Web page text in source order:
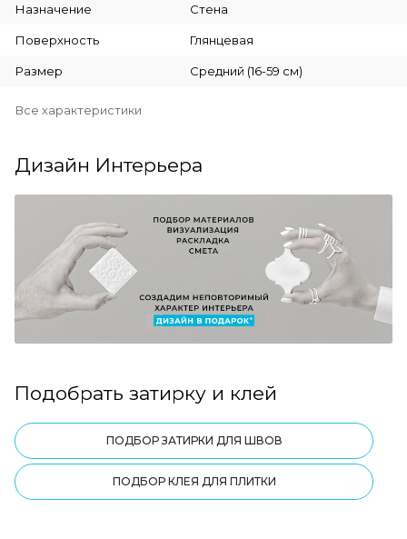
Назначение Стена
Поверхность Глянцевая
Размер Средний (16-59 см)
Все характеристики
Дизайн Интерьера
Подобрать затирку и клей
ПОДБОР ЗАТИРКИ ДЛЯ ШВОВ
ПОДБОР КЛЕЯ ДЛЯ ПЛИТКИ